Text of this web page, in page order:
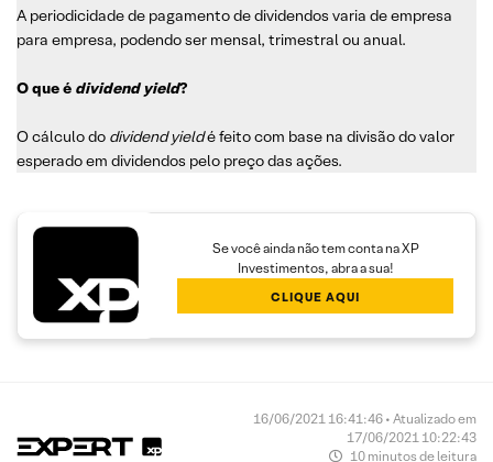
A periodicidade de pagamento de dividendos varia de empresa
para empresa, podendo ser mensal, trimestral ou anual.
O que é dividend yield?
O cálculo do dividend yieldé feito com base na divisão do valor
esperado em dividendos pelo preço das ações.
Se você ainda não tem conta na XP
Investimentos, abra a sua!
CLIQUE AQUI
16/06/2021 16:41:46 • Atualizado em
17/06/2021 10:22:43
10 minutos de leitura